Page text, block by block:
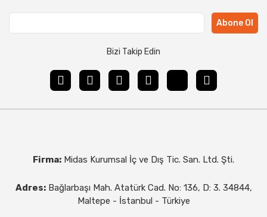
Abone Ol
Bizi Takip Edin
Firma: Midas Kurumsal İç ve Dış Tic. San. Ltd. Şti.
Adres: Bağlarbaşı Mah. Atatürk Cad. No: 136, D: 3. 34844,
Maltepe - İstanbul - Türkiye